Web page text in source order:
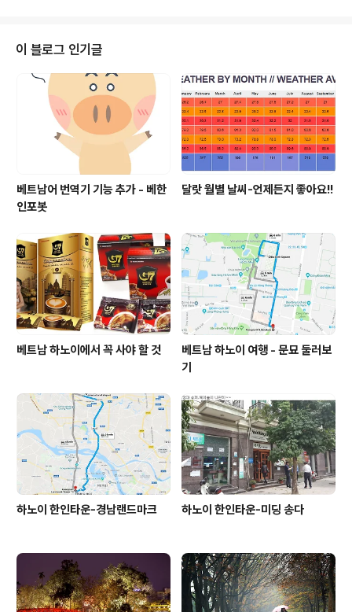
걸어서 식당 마담 란을 찾아가는데,걸어서 오고 가는 사람
들이 거의 한국인 이었고 식당안에도 많은 한국사람들이
있었습니다. 네 맞습니다ㅋㅋㅋ 오늘의 포스팅은 바로~두
구두구둥~ 다낭시내 맛집 정보 입니다 : ★★다낭 맛집★
★ ▶▶58 분짜(58 Bun Cha) 분짜전문점 주소 : 58 Th
ai Phien Hai Chau D..
이 블로그 인기글
베트남어 번역기 기능 추가 - 베한
인포봇
달랏 월별 날씨-언제든지 좋아요!!
베트남 하노이에서 꼭 사야 할 것
베트남 하노이 여행 - 문묘 둘러보
기
하노이 한인타운-경남랜드마크 하노이 한인타운-미딩 송다